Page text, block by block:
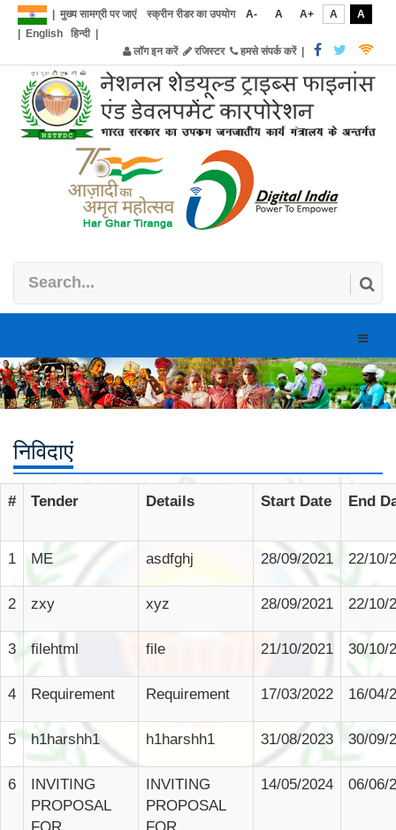
मुख्य सामग्री पर जाएं स्क्रीन रीडर का उपयोग A- A A+ A
A
English हिन्दी|
लॉग इन करें
रजिस्टर हमसे संपर्क करें|
Toggle
निविदाएं
# Tender Details Start Date End
1 ME asdfghj 28/09/2021 22/10/
2 zxy xyz 28/09/2021 22/10/
3 filehtml file 21/10/2021 30/10/
4 Requirement Requirement 17/03/2022 16/04/
5 h1harshh1 h1harshh1 31/08/2023 30/09/
6
INVITING
PROPOSAL
FOR
INVITING
PROPOSAL
FOR
14/05/2024 06/06/